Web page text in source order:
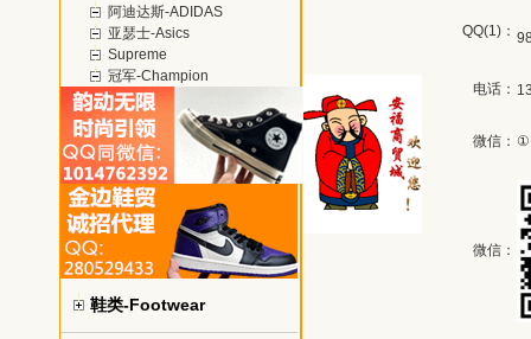
阿迪达斯-ADIDAS
亚瑟士-Asics
Supreme
冠军-Champion
鞋类-Footwear
QQ(1)：
电话：
微信： ①
微信：